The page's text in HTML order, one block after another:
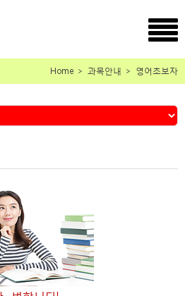
Home ＞ 과목안내 ＞ 영어초보자